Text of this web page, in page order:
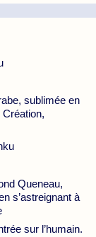
sublimée en
Queneau,
s’astreignant à
sur l’humain.